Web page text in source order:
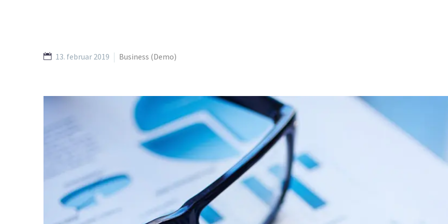
13. februar 2019 Business (Demo)